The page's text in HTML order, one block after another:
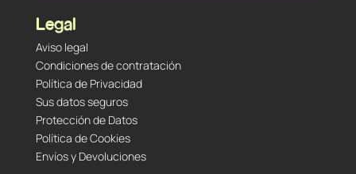
Legal
Aviso legal
Condiciones de contratación
Política de Privacidad
Sus datos seguros
Protección de Datos
Política de Cookies
Envíos y Devoluciones